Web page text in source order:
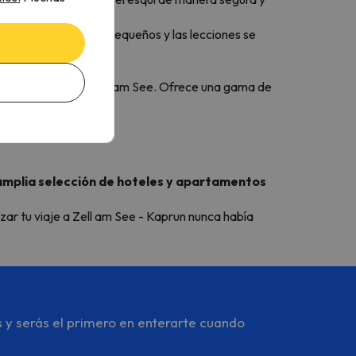
enseñan a los más pequeños y las lecciones se
del esquí.
en Zell am See. Ofrece una gama de
selección de hoteles y apartamentos
tu viaje a Zell am See - Kaprun nunca había
serás el primero en enterarte cuando